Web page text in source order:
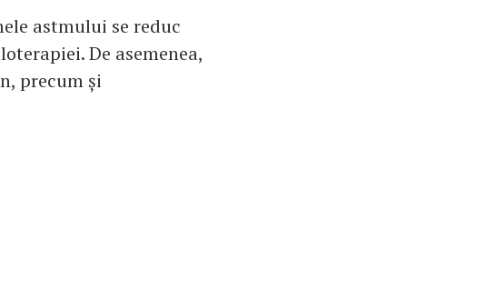
astmului se reduc
De asemenea,
precum și